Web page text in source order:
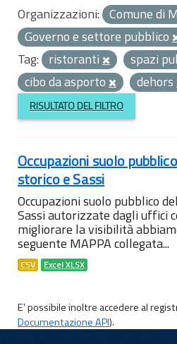
Organizzazioni: Comune di
Governo e settore pubblico
Tag: ristoranti spazi
cibo da asporto
dehors
RISULTATO DEL FILTRO
Occupazioni suolo
storico e Sassi
Occupazioni suolo pubblico
Sassi autorizzate dagli uffici
migliorare la visibilità
seguente MAPPA collegata...
CSV Excel XLSX
E' possibile inoltre accedere al
Documentazione API).